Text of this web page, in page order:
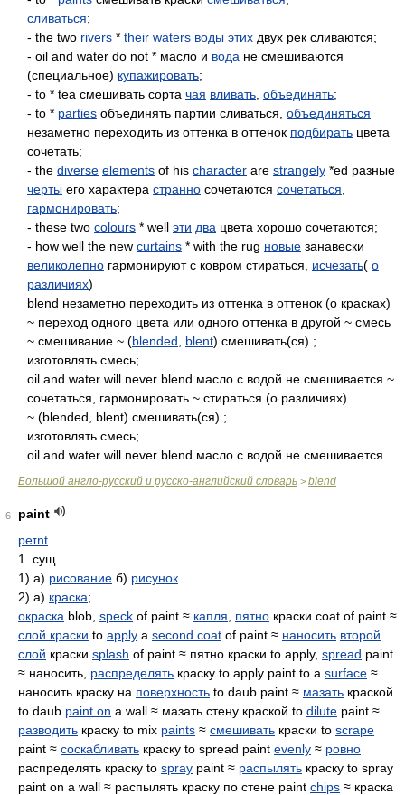
сливаться;
- the two rivers * their waters воды этих двух рек сливаются;
- oil and water do not * масло и вода не смешиваются
(специальное) купажировать;
- to * tea смешивать сорта чая вливать объединять;
- to * parties объединять партии сливаться, объединяться
незаметно переходить из оттенка в оттенок подбирать цвета
сочетать;
- the diverse elements of his character are strangely *ed разные
черты его характера странно сочетаются сочетаться
гармонировать;
- these two colours * well эти два цвета хорошо сочетаются;
- how well the new curtains * with the rug новые занавески
великолепно гармонируют с ковром стираться, исчезать( о
различиях)
blend незаметно переходить из оттенка в оттенок (о красках)
~ переход одного цвета или одного оттенка в другой ~ смесь
~ смешивание ~ (blended blent) смешивать(ся) ;
изготовлять смесь;
oil and water will never blend масло с водой не смешивается ~
сочетаться, гармонировать ~ стираться (о различиях)
~ (blended, blent) смешивать(ся) ;
изготовлять смесь;
oil and water will never blend масло с водой не смешивается
Большой англо-русский и русско-английский словарь > blend
6
paint
peɪnt
1. сущ.
1) а) рисование б) рисунок
2) а) краска;
окраска blob, speck of paint ≈ капля пятно краски coat of paint ≈
слой краски to apply a second coat of paint ≈ наносить второй
слой краски splash of paint ≈ пятно краски to apply, spread paint
≈ наносить, распределять краску to apply paint to a surface ≈
наносить краску на поверхность to daub paint ≈ мазать краской
to daub paint on a wall ≈ мазать стену краской to dilute paint ≈
разводить краску to mix paints ≈ смешивать краски to scrape
paint ≈ соскабливать краску to spread paint evenly ≈ ровно
распределять краску to spray paint ≈ распылять краску to spray
paint on a wall ≈ распылять краску по стене paint chips ≈ краска